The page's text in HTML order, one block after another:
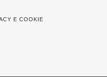
E COOKIE